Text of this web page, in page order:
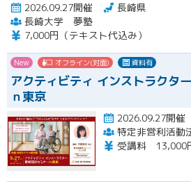
2026.09.27開催
長崎県
長崎大学 夢塾
7,000円（テキスト代込み）
New オフライン(対面) 資料有
アクティビティ インストラクタ
ｎ東京
2026.09.27開催
受講料